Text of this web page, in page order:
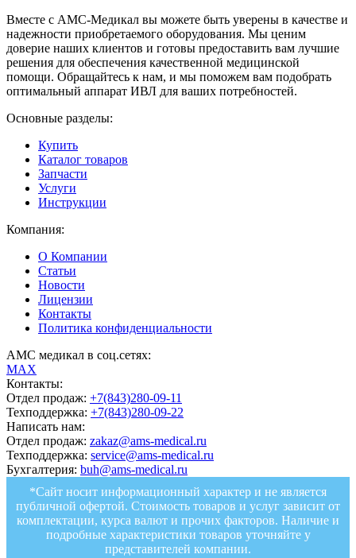
Вместе с АМС-Медикал вы можете быть уверены в качестве и
надежности приобретаемого оборудования. Мы ценим
доверие наших клиентов и готовы предоставить вам лучшие
решения для обеспечения качественной медицинской
помощи. Обращайтесь к нам, и мы поможем вам подобрать
оптимальный аппарат ИВЛ для ваших потребностей.
Основные разделы:
Купить
Каталог товаров
Запчасти
Услуги
Инструкции
Компания:
О Компании
Статьи
Новости
Лицензии
Контакты
Политика конфиденциальности
АМС медикал в соц.сетях:
MAX
Контакты:
Отдел продаж: +7(843)280-09-11
Техподдержка: +7(843)280-09-22
Написать нам:
Отдел продаж: zakaz@ams-medical.ru
Техподдержка: service@ams-medical.ru
Бухгалтерия: buh@ams-medical.ru
*Сайт носит информационный характер и не является
публичной офертой. Стоимость товаров и услуг зависит от
комплектации, курса валют и прочих факторов. Наличие и
подробные характеристики товаров уточняйте у
представителей компании.